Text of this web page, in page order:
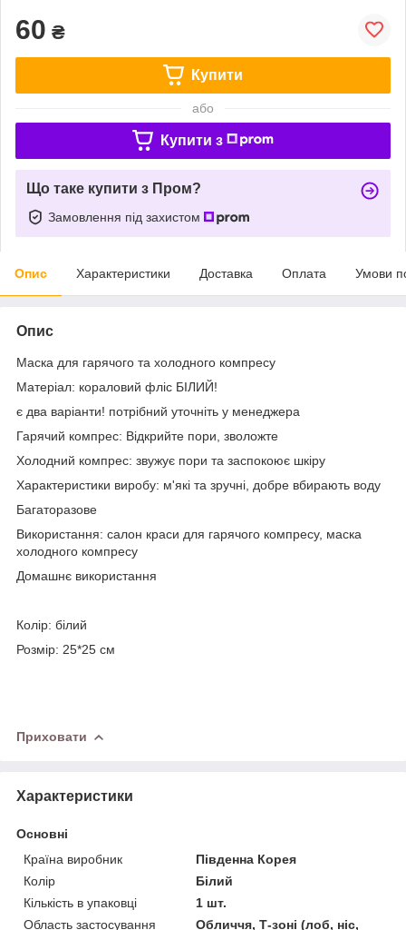
60 ₴
Купити
або
Купити з
Що таке купити з Пром?
Замовлення під захистом
Опис Характеристики Доставка Оплата Умови
Опис
Маска для гарячого та холодного компресу
Матеріал: кораловий фліс БІЛИЙ!
є два варіанти! потрібний уточніть у менеджера
Гарячий компрес: Відкрийте пори, зволожте
Холодний компрес: звужує пори та заспокоює шкіру
Характеристики виробу: м'які та зручні, добре вбирають воду
Багаторазове
Використання: салон краси для гарячого компресу, маска
холодного компресу
Домашнє використання
Колір: білий
Розмір: 25*25 см
Приховати
Характеристики
Основні
Країна виробник
Південна Корея
Колір
Білий
Кількість в упаковці
1 шт.
Область застосування
Обличчя, Т-зоні (лоб, ніс,